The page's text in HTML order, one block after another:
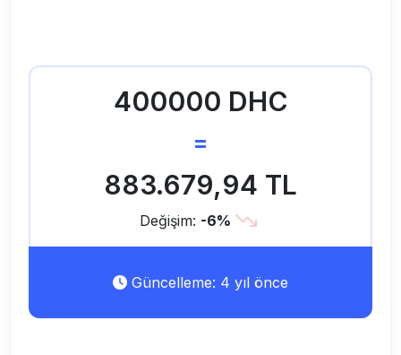
400000 DHC
=
883.679,94 TL
Değişim: -6%
Güncelleme: 4 yıl önce